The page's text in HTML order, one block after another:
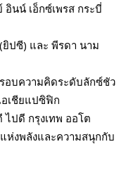
อินน์ เอ็กซ์เพรส กระบี่
ปซี) และ พีรดา นาม
อบความคิดระดับลักซ์ชัว
อเชียแปซิฟิก
ปดี กรุงเทพ ออโต
ห่งพลังและความสนุกกับ